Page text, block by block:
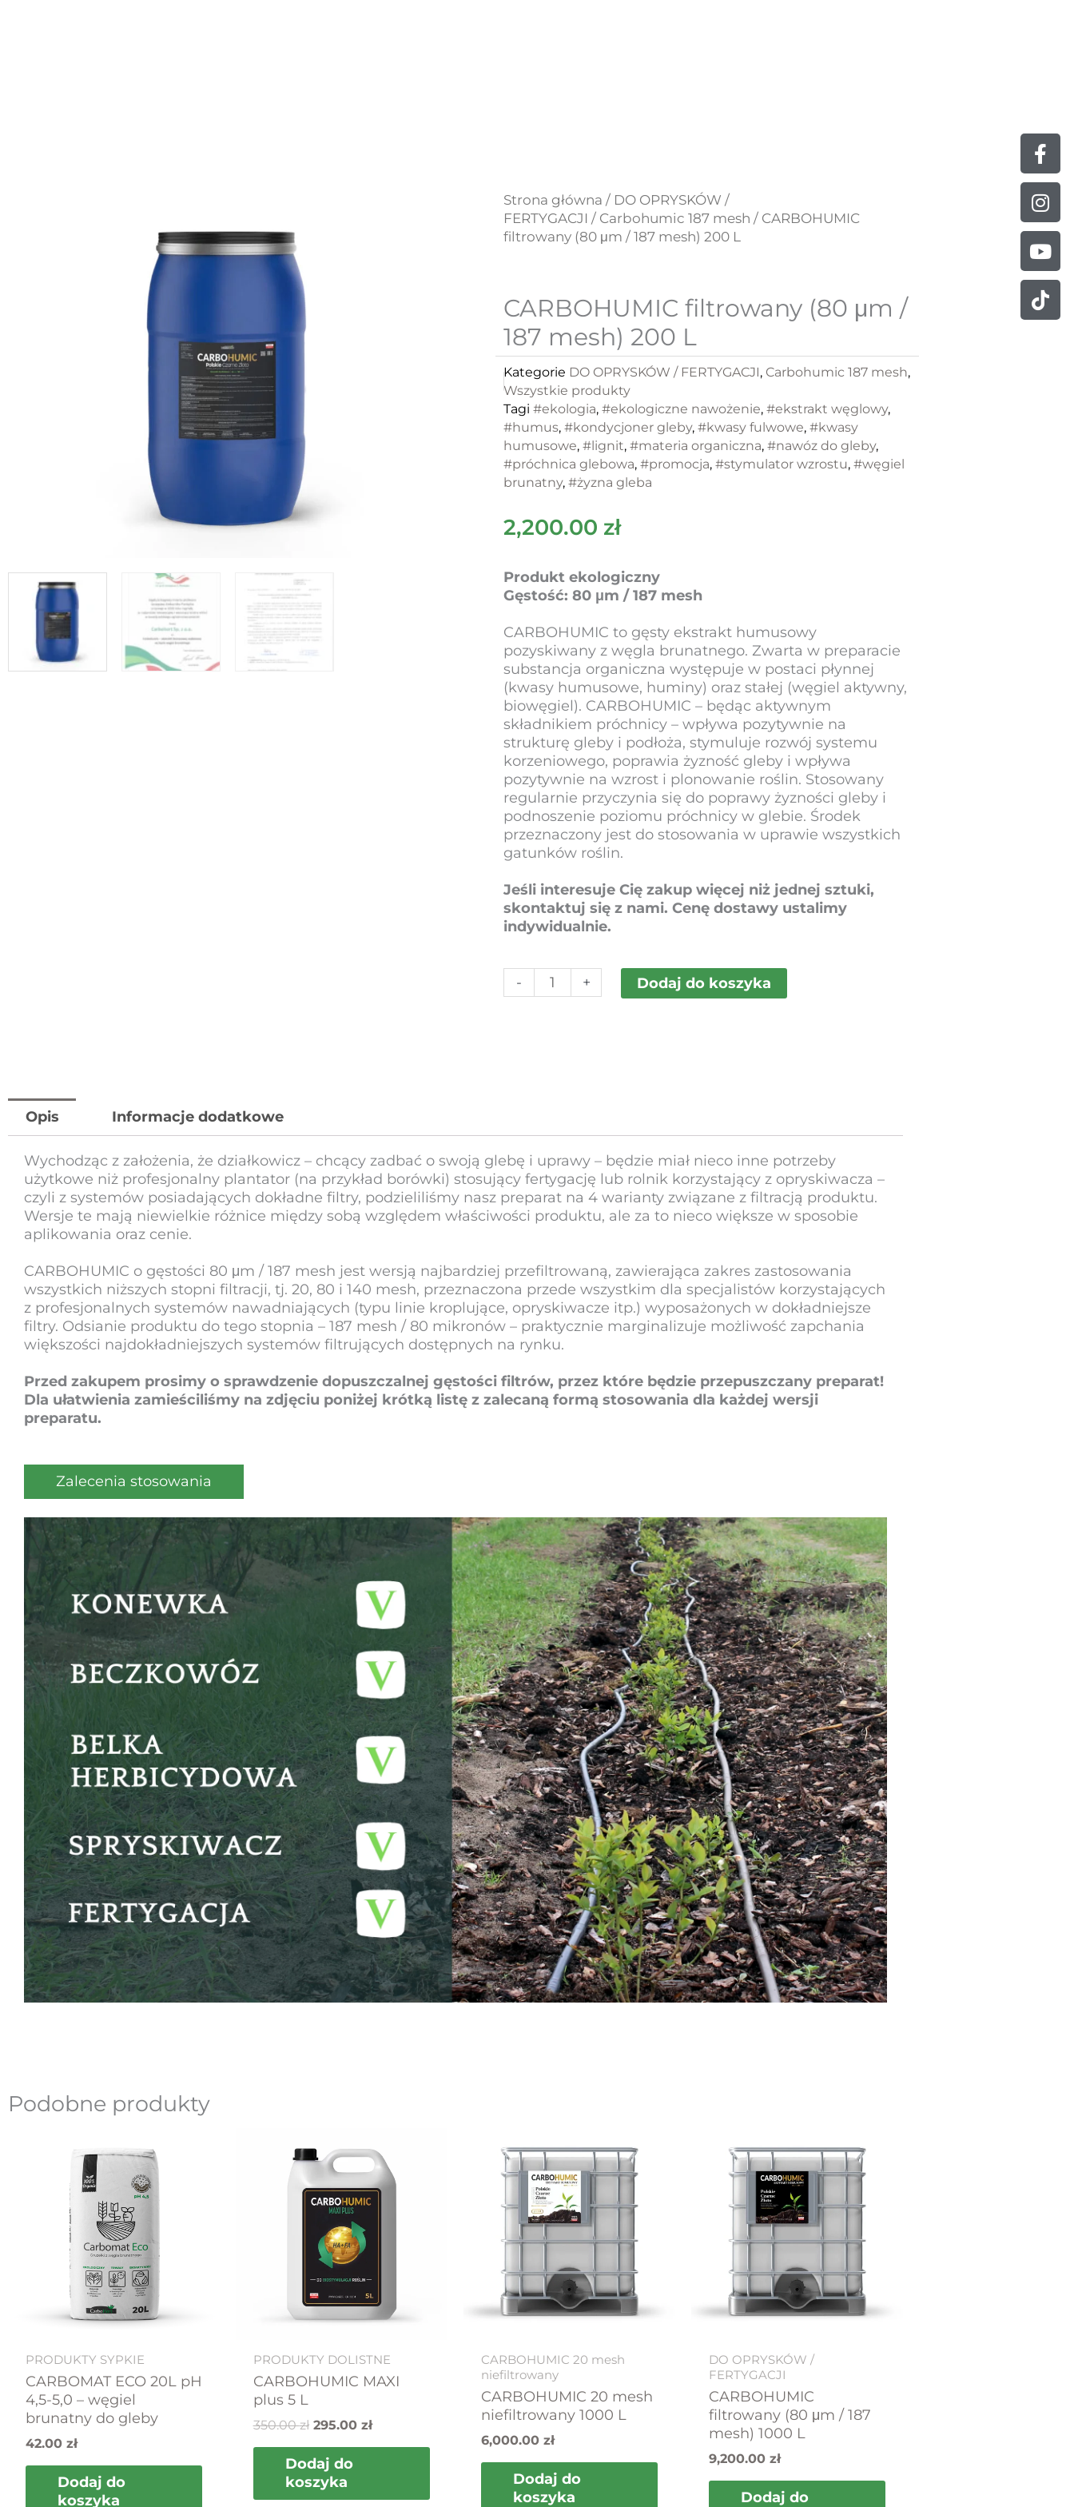
Strona główna / DO OPRYSKÓW /
FERTYGACJI / Carbohumic 187 mesh / CARBOHUMIC
filtrowany (80 μm / 187 mesh) 200 L
CARBOHUMIC filtrowany (80 μm /
187 mesh) 200 L
Kategorie DO OPRYSKÓW / FERTYGACJI, Carbohumic 187 mesh,
Wszystkie produkty
Tagi #ekologia, #ekologiczne nawożenie, #ekstrakt węglowy,
#humus, #kondycjoner gleby, #kwasy fulwowe, #kwasy
humusowe, #lignit, #materia organiczna, #nawóz do gleby,
#próchnica glebowa, #promocja, #stymulator wzrostu, #węgiel
brunatny, #żyzna gleba
2,200.00 zł
Produkt ekologiczny
Gęstość: 80 μm / 187 mesh
CARBOHUMIC to gęsty ekstrakt humusowy
pozyskiwany z węgla brunatnego. Zwarta w preparacie
substancja organiczna występuje w postaci płynnej
(kwasy humusowe, huminy) oraz stałej (węgiel aktywny,
biowęgiel). CARBOHUMIC – będąc aktywnym
składnikiem próchnicy – wpływa pozytywnie na
strukturę gleby i podłoża, stymuluje rozwój systemu
korzeniowego, poprawia żyzność gleby i wpływa
pozytywnie na wzrost i plonowanie roślin. Stosowany
regularnie przyczynia się do poprawy żyzności gleby i
podnoszenie poziomu próchnicy w glebie. Środek
przeznaczony jest do stosowania w uprawie wszystkich
gatunków roślin.
Jeśli interesuje Cię zakup więcej niż jednej sztuki,
skontaktuj się z nami. Cenę dostawy ustalimy
indywidualnie.
-
CARBOHUMIC
L
+ Dodaj do koszyka
Opis Informacje dodatkowe
Wychodząc z założenia, że działkowicz – chcący zadbać o swoją glebę i uprawy – będzie miał nieco inne potrzeby
użytkowe niż profesjonalny plantator (na przykład borówki) stosujący fertygację lub rolnik korzystający z opryskiwacza –
czyli z systemów posiadających dokładne filtry, podzieliliśmy nasz preparat na 4 warianty związane z filtracją produktu.
Wersje te mają niewielkie różnice między sobą względem właściwości produktu, ale za to nieco większe w sposobie
aplikowania oraz cenie.
CARBOHUMIC o gęstości 80 μm / 187 mesh jest wersją najbardziej przefiltrowaną, zawierająca zakres zastosowania
wszystkich niższych stopni filtracji, tj. 20, 80 i 140 mesh, przeznaczona przede wszystkim dla specjalistów korzystających
z profesjonalnych systemów nawadniających (typu linie kroplujące, opryskiwacze itp.) wyposażonych w dokładniejsze
filtry. Odsianie produktu do tego stopnia – 187 mesh / 80 mikronów – praktycznie marginalizuje możliwość zapchania
większości najdokładniejszych systemów filtrujących dostępnych na rynku.
Przed zakupem prosimy o sprawdzenie dopuszczalnej gęstości filtrów, przez które będzie przepuszczany preparat!
Dla ułatwienia zamieściliśmy na zdjęciu poniżej krótką listę z zalecaną formą stosowania dla każdej wersji
preparatu.
Zalecenia stosowania
Podobne produkty
PRODUKTY SYPKIE
CARBOMAT ECO 20L pH
4,5-5,0 – węgiel
brunatny do gleby
42.00 zł
Dodaj do
koszyka
PRODUKTY DOLISTNE
CARBOHUMIC MAXI
plus 5 L
350.00zł
cena
wynosiła:
350.00 zł.
295.00 zł
cena
wynosi:
295.00 zł.
Dodaj do
koszyka
CARBOHUMIC 20 mesh
niefiltrowany
CARBOHUMIC 20 mesh
niefiltrowany 1000 L
6,000.00 zł
Dodaj do
koszyka
DO OPRYSKÓW /
FERTYGACJI
CARBOHUMIC
filtrowany (80 μm / 187
mesh) 1000 L
9,200.00 zł
Dodaj do
f